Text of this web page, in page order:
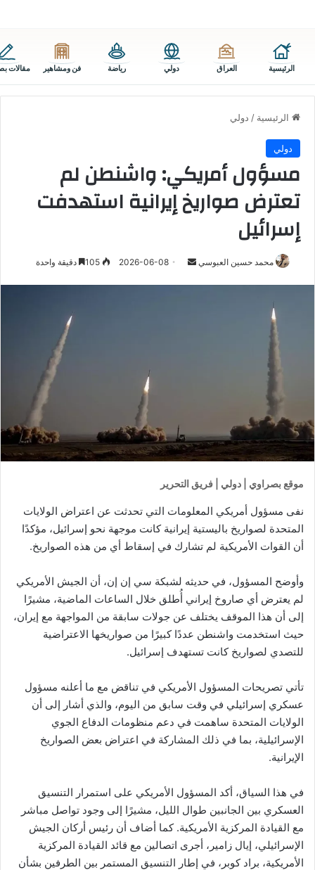
الرئيسية العراق دولي رياضة فن ومشاهير مقالات
الرئيسية / دولي
دولي
مسؤول أمريكي: واشنطن لم
تعترض صواريخ إيرانية استهدفت
إسرائيل
محمد حسين العبوسي
أرسل 2026-06-08 دقيقة واحدة
موقع بصراوي | دولي | فريق التحرير
نفى مسؤول أمريكي المعلومات التي تحدثت عن اعتراض الولايات
المتحدة لصواريخ باليستية إيرانية كانت موجهة نحو إسرائيل، مؤكدًا
أن القوات الأمريكية لم تشارك في إسقاط أي من هذه الصواريخ.
وأوضح المسؤول، في حديثه لشبكة سي إن إن، أن الجيش الأمريكي
لم يعترض أي صاروخ إيراني أُطلق خلال الساعات الماضية، مشيرًا
إلى أن هذا الموقف يختلف عن جولات سابقة من المواجهة مع إيران،
حيث استخدمت واشنطن عددًا كبيرًا من صواريخها الاعتراضية
للتصدي لصواريخ كانت تستهدف إسرائيل.
تأتي تصريحات المسؤول الأمريكي في تناقض مع ما أعلنه مسؤول
عسكري إسرائيلي في وقت سابق من اليوم، والذي أشار إلى أن
الولايات المتحدة ساهمت في دعم منظومات الدفاع الجوي
الإسرائيلية، بما في ذلك المشاركة في اعتراض بعض الصواريخ
الإيرانية.
في هذا السياق، أكد المسؤول الأمريكي على استمرار التنسيق
العسكري بين الجانبين طوال الليل، مشيرًا إلى وجود تواصل مباشر
مع القيادة المركزية الأمريكية. كما أضاف أن رئيس أركان الجيش
الإسرائيلي، إيال زامير، أجرى اتصالين مع قائد القيادة المركزية
الأمريكية، براد كوبر، في إطار التنسيق المستمر بين الطرفين بشأن